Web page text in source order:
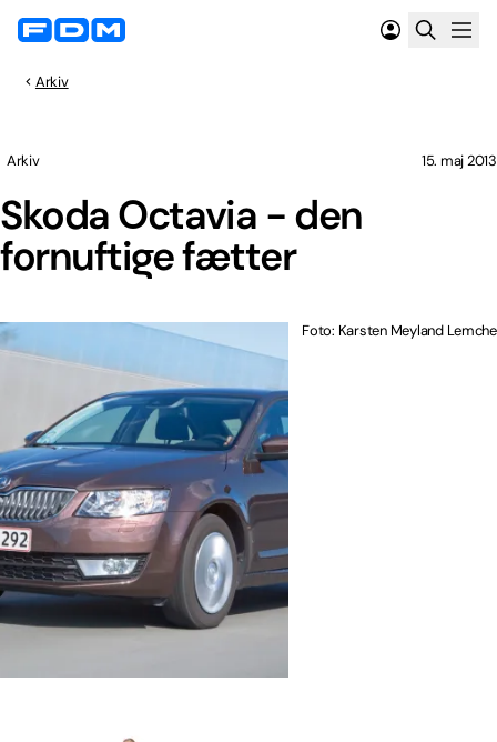
Arkiv
Skoda Octavia - den
fornuftige fætter
Arkiv 15. maj 2013
Foto: Karsten Meyland Lemche